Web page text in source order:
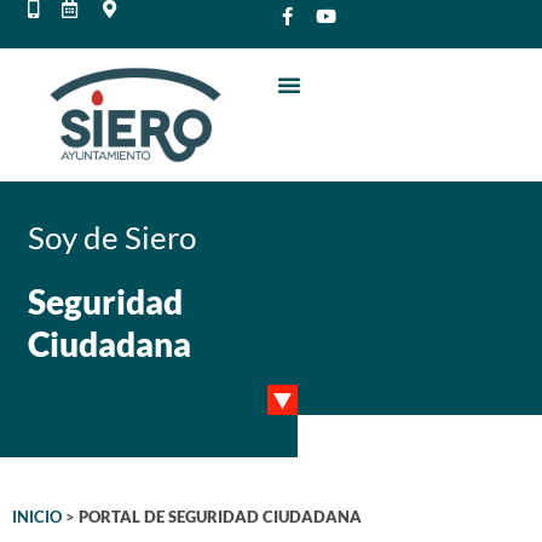
Soy de Siero
Seguridad
Ciudadana
INICIO > PORTAL DE SEGURIDAD CIUDADANA